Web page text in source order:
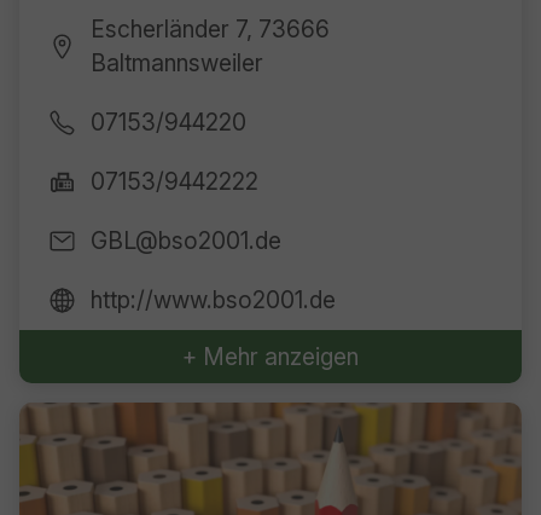
Escherländer 7, 73666
Baltmannsweiler
07153/944220
07153/9442222
GBL@bso2001.de
http://www.bso2001.de
+ Mehr anzeigen